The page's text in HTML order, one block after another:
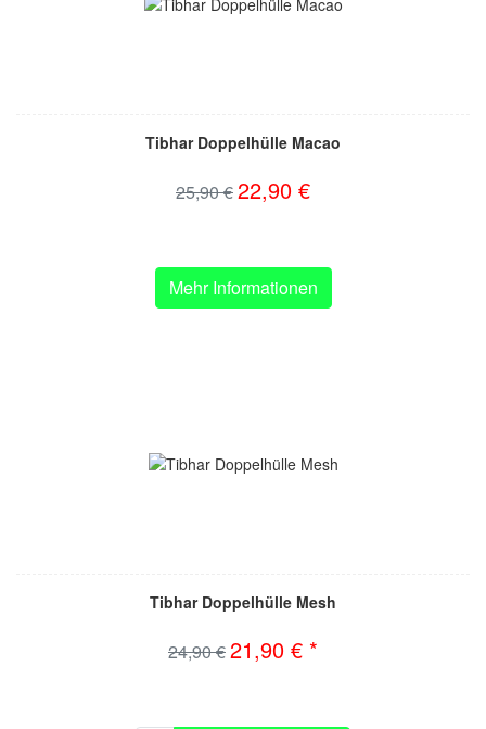
Tibhar Doppelhülle Macao
25,90 €22,90 €
Mehr Informationen
Tibhar Doppelhülle Mesh
24,90 €21,90 € *